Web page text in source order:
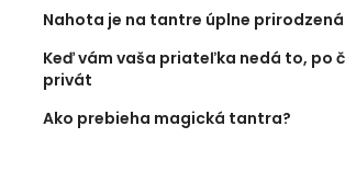
Nahota je na tantre úplne prirodzená
Keď vám vaša priateľka nedá to, po
privát
Ako prebieha magická tantra?